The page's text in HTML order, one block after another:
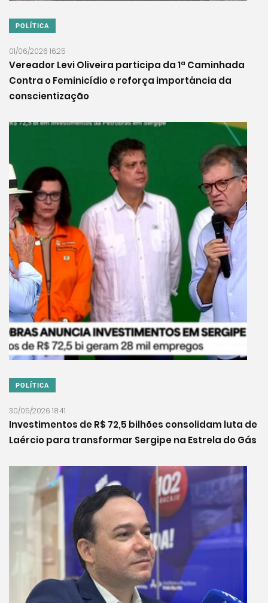
POLÍTICA
01/06/2026 16:25
Vereador Levi Oliveira participa da 1ª Caminhada
Contra o Feminicídio e reforça importância da
conscientização
POLÍTICA
30/05/2026 18:41
Investimentos de R$ 72,5 bilhões consolidam luta de
Laércio para transformar Sergipe na Estrela do Gás